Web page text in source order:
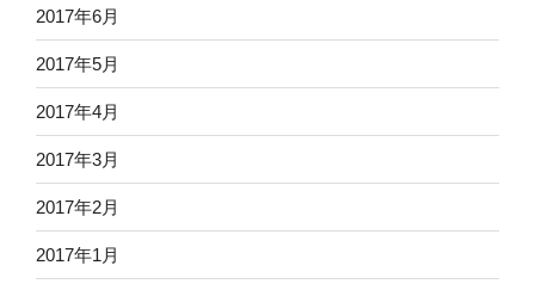
2017年6月
2017年5月
2017年4月
2017年3月
2017年2月
2017年1月